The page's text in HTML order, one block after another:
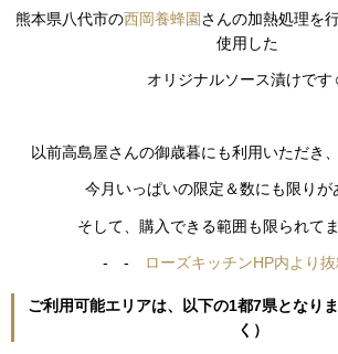
熊本県八代市の西岡養蜂園さんの加熱処理を
使用した
オリジナルソース漬けで
以前高島屋さんの御歳暮にも利用いただき
今月いっぱいの限定＆数にも限りが
そして、購入できる範囲も限られて
- - ローズキッチンHP内より
ご利用可能エリアは、以下の1都7県となり
く）